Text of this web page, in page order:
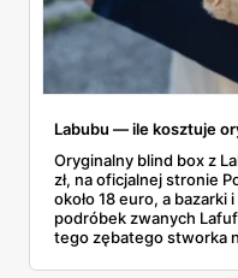
Labubu — ile kosztuje
Oryginalny blind box z
zł, na oficjalnej stronie
około 18 euro, a
podróbek zwanych
tego zębatego stworka